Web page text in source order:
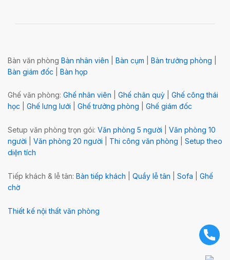
Bàn văn phòng Bàn nhân viên Bàn cụm Bàn trưởng phòng
Bàn giám đốc
Bàn họp
Ghế văn phòng: Ghế nhân viên Ghế chân quỳ
Ghế công thái
học
Ghế lưng lưới Ghế trưởng phòng Ghế giám đốc
Setup văn phòng trọn gói: Văn phòng 5 người
Văn phòng 10
người
Văn phòng 20 người Thi công văn phòng
Setup theo
diện tích
Tiếp khách & lễ tân: Bàn tiếp khách Quầy lễ tân Sofa
Ghế
chờ
Thiết kế nội thất văn phòng